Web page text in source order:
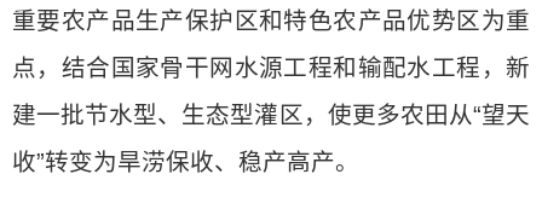
重要农产品生产保护区和特色农产品优势区为重
点，结合国家骨干网水源工程和输配水工程，新
建一批节水型、生态型灌区，使更多农田从“望天
收”转变为旱涝保收、稳产高产。